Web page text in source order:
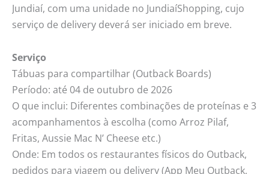
Jundiaí, com uma unidade no JundiaíShopping, cujo
serviço de delivery deverá ser iniciado em breve.
Serviço
Tábuas para compartilhar (Outback Boards)
Período: até 04 de outubro de 2026
O que inclui: Diferentes combinações de proteínas e 3
acompanhamentos à escolha (como Arroz Pilaf,
Fritas, Aussie Mac N’ Cheese etc.)
Onde: Em todos os restaurantes físicos do Outback,
pedidos para viagem ou delivery (App Meu Outback,